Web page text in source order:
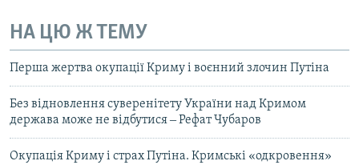
НА ЦЮ Ж ТЕМУ
Перша жертва окупації Криму і воєнний злочин Путіна
Без відновлення суверенітету України над Кримом
держава може не відбутися ‒ Рефат Чубаров
Окупація Криму і страх Путіна. Кримські «одкровення»